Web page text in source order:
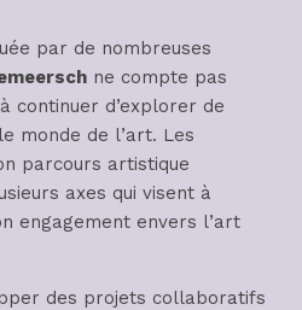
par de nombreuses
ne compte pas
continuer d’explorer de
monde de l’art. Les
parcours artistique
axes qui visent à
engagement envers l’art
des projets collaboratifs